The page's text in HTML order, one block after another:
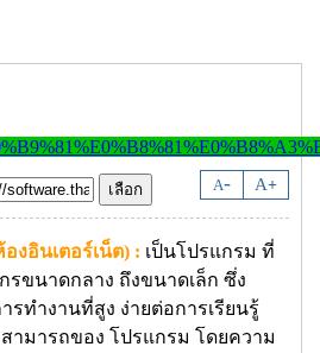
A- A+
งอินเตอร์เน็ต) : เป็นโปรแกรม ที่
รขนาดกลาง ถึงขนาดเล็ก ซึ่ง
ทำงานที่สูง ง่ายต่อการเรียนรู้
ามารถของ โปรแกรม โดยความ